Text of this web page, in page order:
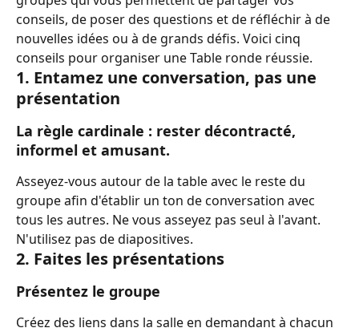
conseils, de poser des questions et de réfléchir à de
nouvelles idées ou à de grands défis. Voici cinq
conseils pour organiser une Table ronde réussie.
1. Entamez une conversation, pas une
présentation
La règle cardinale : rester décontracté,
informel et amusant.
Asseyez-vous autour de la table avec le reste du
groupe afin d'établir un ton de conversation avec
tous les autres. Ne vous asseyez pas seul à l'avant.
N'utilisez pas de diapositives.
2. Faites les présentations
Présentez le groupe
Créez des liens dans la salle en demandant à chacun